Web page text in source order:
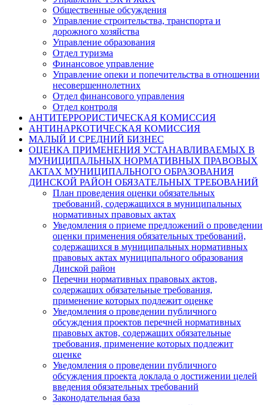
Общественные обсуждения
Управление строительства, транспорта и
дорожного хозяйства
Управление образования
Отдел туризма
Финансовое управление
Управление опеки и попечительства в отношении
несовершеннолетних
Отдел финансового управления
Отдел контроля
АНТИТЕРРОРИСТИЧЕСКАЯ КОМИССИЯ
АНТИНАРКОТИЧЕСКАЯ КОМИССИЯ
МАЛЫЙ И СРЕДНИЙ БИЗНЕС
ОЦЕНКА ПРИМЕНЕНИЯ УСТАНАВЛИВАЕМЫХ В
МУНИЦИПАЛЬНЫХ НОРМАТИВНЫХ ПРАВОВЫХ
АКТАХ МУНИЦИПАЛЬНОГО ОБРАЗОВАНИЯ
ДИНСКОЙ РАЙОН ОБЯЗАТЕЛЬНЫХ ТРЕБОВАНИЙ
План проведения оценки обязательных
требований, содержащихся в муниципальных
нормативных правовых актах
Уведомления о приеме предложений о проведении
оценки применения обязательных требований,
содержащихся в муниципальных нормативных
правовых актах муниципального образования
Динской район
Перечни нормативных правовых актов,
содержащих обязательные требования,
применение которых подлежит оценке
Уведомления о проведении публичного
обсуждения проектов перечней нормативных
правовых актов, содержащих обязательные
требования, применение которых подлежит
оценке
Уведомления о проведении публичного
обсуждения проекта доклада о достижении целей
введения обязательных требований
Законодательная база